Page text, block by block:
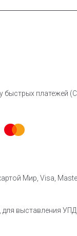
быстрых платежей
Мир, Visa,
выставления